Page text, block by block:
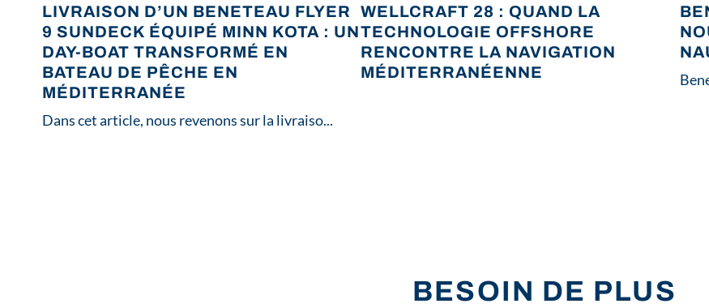
LIVRAISON D’UN BENETEAU FLYER
9 SUNDECK ÉQUIPÉ MINN KOTA : UN
DAY-BOAT TRANSFORMÉ EN
BATEAU DE PÊCHE EN
MÉDITERRANÉE
Dans cet article, nous revenons sur la livraiso...
WELLCRAFT 28 : QUAND LA
TECHNOLOGIE OFFSHORE
RENCONTRE LA NAVIGATION
MÉDITERRANÉENNE
BESOIN DE PLUS